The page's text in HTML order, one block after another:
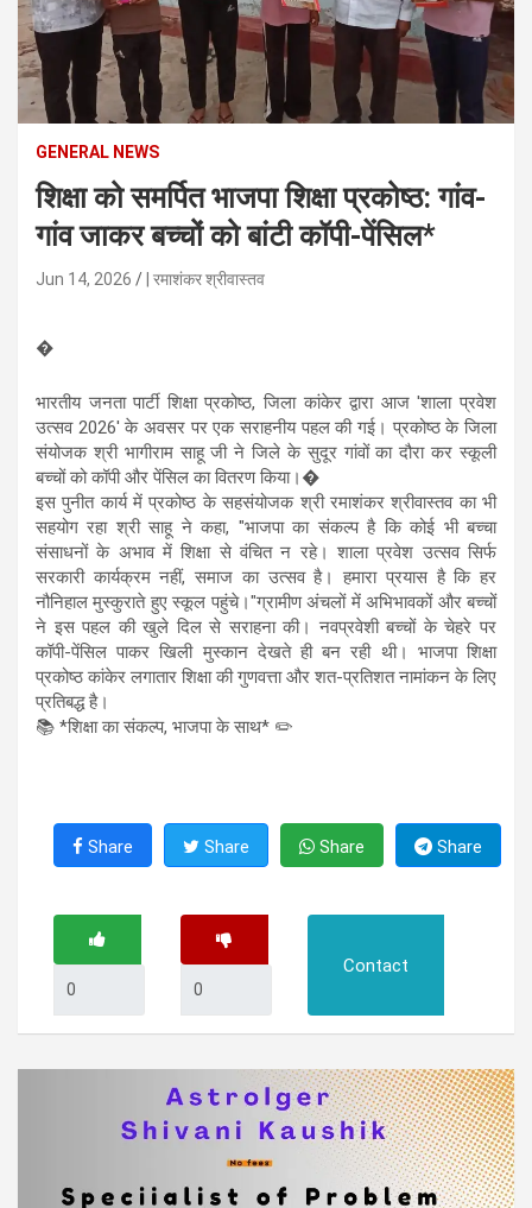
GENERAL NEWS
शिक्षा को समर्पित भाजपा शिक्षा प्रकोष्ठ: गांव-
गांव जाकर बच्चों को बांटी कॉपी-पेंसिल*
Jun 14, 2026 | रमाशंकर श्रीवास्तव
�
भारतीय जनता पार्टी शिक्षा प्रकोष्ठ, जिला कांकेर द्वारा आज 'शाला प्रवेश
उत्सव 2026' के अवसर पर एक सराहनीय पहल की गई। प्रकोष्ठ के जिला
संयोजक श्री भागीराम साहू जी ने जिले के सुदूर गांवों का दौरा कर स्कूली
बच्चों को कॉपी और पेंसिल का वितरण किया।�
इस पुनीत कार्य में प्रकोष्ठ के सहसंयोजक श्री रमाशंकर श्रीवास्तव का भी
सहयोग रहा श्री साहू ने कहा, "भाजपा का संकल्प है कि कोई भी बच्चा
संसाधनों के अभाव में शिक्षा से वंचित न रहे। शाला प्रवेश उत्सव सिर्फ
सरकारी कार्यक्रम नहीं, समाज का उत्सव है। हमारा प्रयास है कि हर
नौनिहाल मुस्कुराते हुए स्कूल पहुंचे।"ग्रामीण अंचलों में अभिभावकों और बच्चों
ने इस पहल की खुले दिल से सराहना की। नवप्रवेशी बच्चों के चेहरे पर
कॉपी-पेंसिल पाकर खिली मुस्कान देखते ही बन रही थी। भाजपा शिक्षा
प्रकोष्ठ कांकेर लगातार शिक्षा की गुणवत्ता और शत-प्रतिशत नामांकन के लिए
प्रतिबद्ध है।
📚 *शिक्षा का संकल्प, भाजपा के साथ* ✏️
Share Share Share Share
Contact